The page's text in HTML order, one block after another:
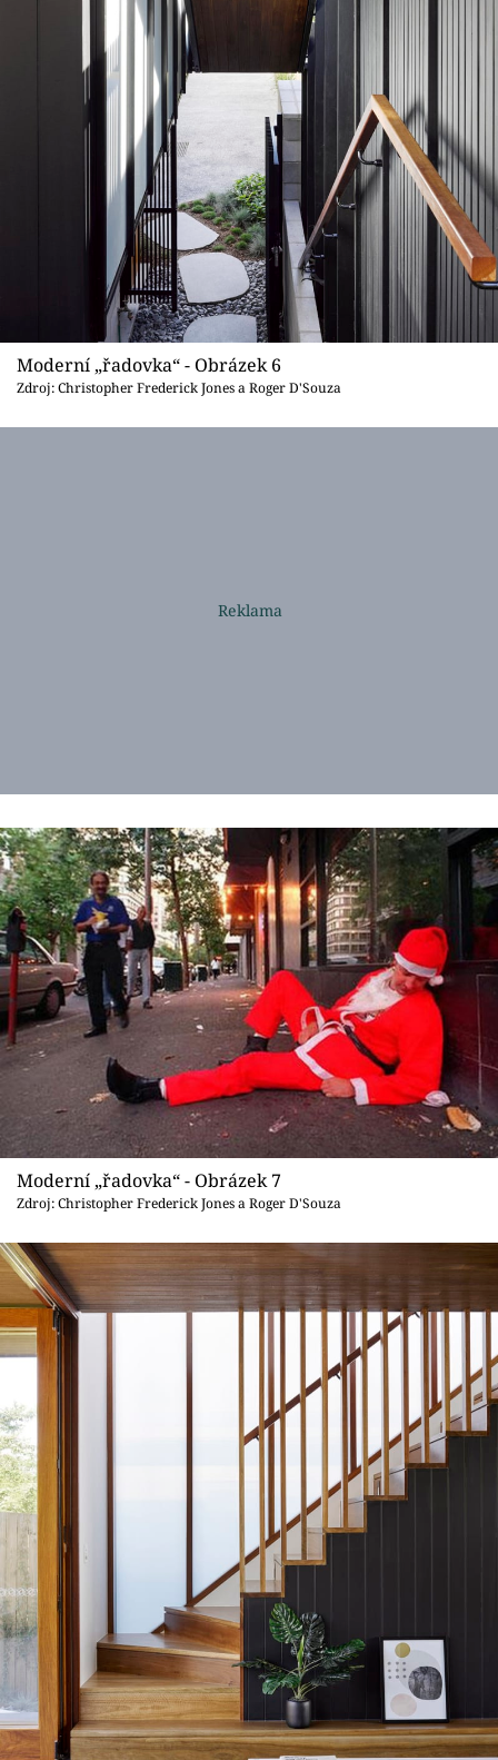
Moderní „řadovka“ - Obrázek 6
Zdroj: Christopher Frederick Jones a Roger D'Souza
Moderní „řadovka“ - Obrázek 7
Zdroj: Christopher Frederick Jones a Roger D'Souza